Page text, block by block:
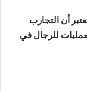
أن التجارب
للرجال في